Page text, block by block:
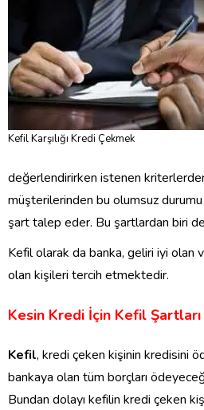
Kefil Karşılığı Kredi Çekmek
değerlendirirken istenen
müşterilerinden bu olumsuz
şart talep eder. Bu şartlardan biri
Kefil olarak da banka, geliri iyi olan
olan kişileri tercih etmektedir.
Kesin Kredi İçin Kefil Şartları
Kefil, kredi çeken kişinin kredisini
bankaya olan tüm borçları
Bundan dolayı kefilin kredi çeken